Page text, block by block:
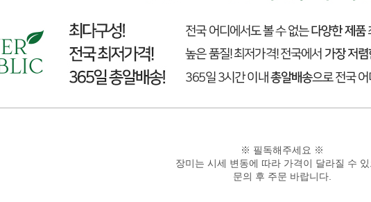
※ 필독해주세요 ※
장미는 시세 변동에 따라 가격이 달라질 수 있
문의 후 주문 바랍니다.